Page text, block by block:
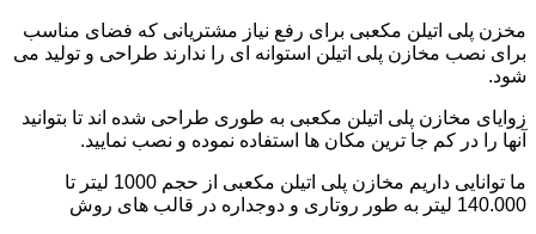
مخزن پلی اتیلن مکعبی برای رفع نیاز مشتریانی که فضای مناسب
برای نصب مخازن پلی اتیلن استوانه ای را ندارند طراحی و تولید می
شود.
زوایای مخازن پلی اتیلن مکعبی به طوری طراحی شده اند تا بتوانید
آنها را در کم جا ترین مکان ها استفاده نموده و نصب نمایید.
ما توانایی داریم مخازن پلی اتیلن مکعبی از حجم 1000 لیتر تا
140.000 لیتر به طور روتاری و دوجداره در قالب های روش